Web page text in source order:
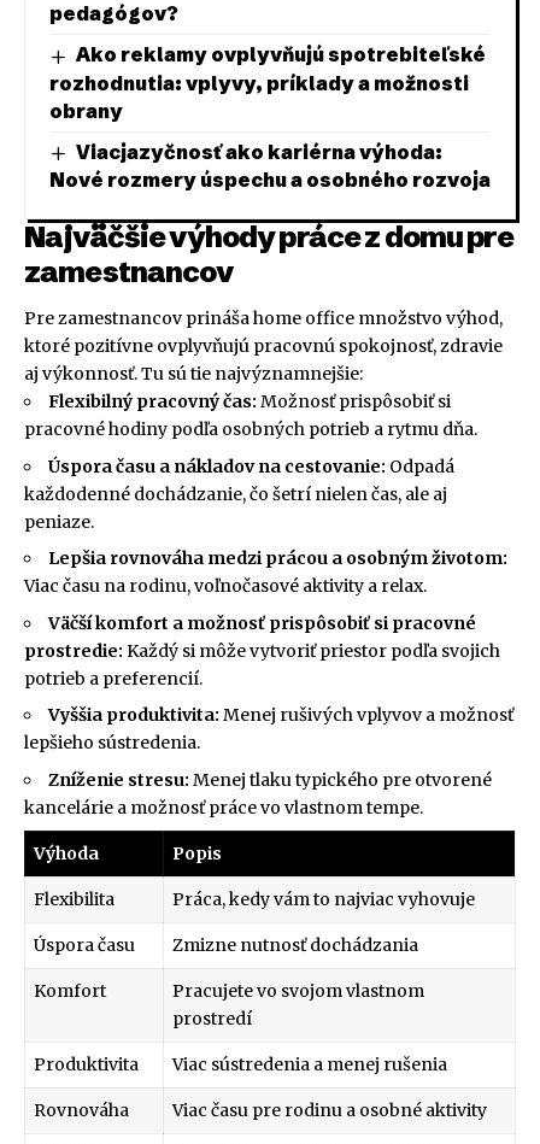
pedagógov?
Ako reklamy ovplyvňujú spotrebiteľské
rozhodnutia: vplyvy, príklady a možnosti
obrany
Viacjazyčnosť ako kariérna výhoda:
Nové rozmery úspechu a osobného rozvoja
Najväčšie výhody práce z domu pre
zamestnancov
Pre zamestnancov prináša home office množstvo výhod,
ktoré pozitívne ovplyvňujú pracovnú spokojnosť, zdravie
aj výkonnosť. Tu sú tie najvýznamnejšie:
Flexibilný pracovný čas: Možnosť prispôsobiť si
pracovné hodiny podľa osobných potrieb a rytmu dňa.
Úspora času a nákladov na cestovanie: Odpadá
každodenné dochádzanie, čo šetrí nielen čas, ale aj
peniaze.
Lepšia rovnováha medzi prácou a osobným životom:
Viac času na rodinu, voľnočasové aktivity a relax.
Väčší komfort a možnosť prispôsobiť si pracovné
prostredie: Každý si môže vytvoriť priestor podľa svojich
potrieb a preferencií.
Vyššia produktivita: Menej rušivých vplyvov a možnosť
lepšieho sústredenia.
Zníženie stresu: Menej tlaku typického pre otvorené
kancelárie a možnosť práce vo vlastnom tempe.
Výhoda Popis
Flexibilita Práca, kedy vám to najviac vyhovuje
Úspora času Zmizne nutnosť dochádzania
Komfort
Pracujete vo svojom vlastnom
prostredí
Produktivita Viac sústredenia a menej rušenia
Rovnováha Viac času pre rodinu a osobné aktivity